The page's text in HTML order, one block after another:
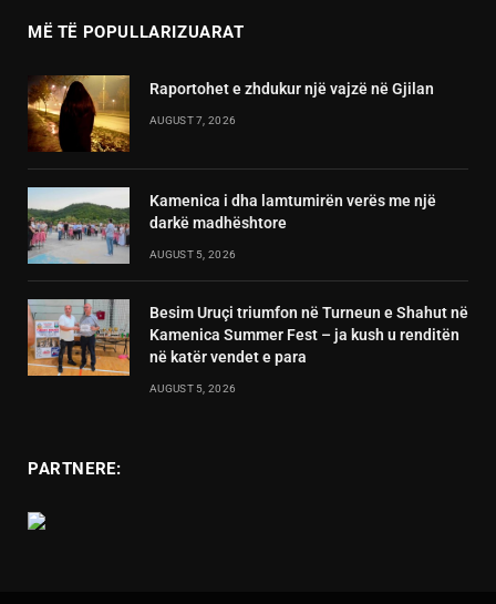
MË TË POPULLARIZUARAT
Raportohet e zhdukur një vajzë në Gjilan
AUGUST 7, 2026
Kamenica i dha lamtumirën verës me një
darkë madhështore
AUGUST 5, 2026
Besim Uruçi triumfon në Turneun e Shahut në
Kamenica Summer Fest – ja kush u renditën
në katër vendet e para
AUGUST 5, 2026
PARTNERE: